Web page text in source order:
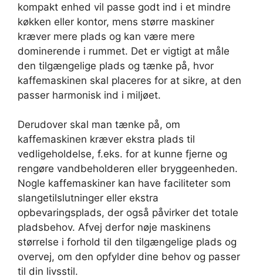
kompakt enhed vil passe godt ind i et mindre
køkken eller kontor, mens større maskiner
kræver mere plads og kan være mere
dominerende i rummet. Det er vigtigt at måle
den tilgængelige plads og tænke på, hvor
kaffemaskinen skal placeres for at sikre, at den
passer harmonisk ind i miljøet.
Derudover skal man tænke på, om
kaffemaskinen kræver ekstra plads til
vedligeholdelse, f.eks. for at kunne fjerne og
rengøre vandbeholderen eller bryggeenheden.
Nogle kaffemaskiner kan have faciliteter som
slangetilslutninger eller ekstra
opbevaringsplads, der også påvirker det totale
pladsbehov. Afvej derfor nøje maskinens
størrelse i forhold til den tilgængelige plads og
overvej, om den opfylder dine behov og passer
til din livsstil.